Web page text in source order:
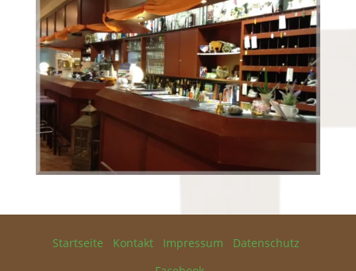
Startseite Kontakt Impressum
Datenschutz